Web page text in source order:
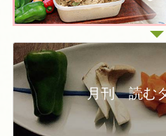
月刊 読む